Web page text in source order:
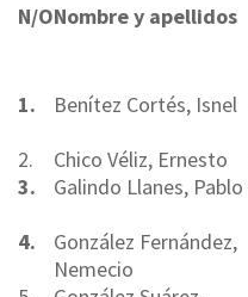
N/ONombre y apellidos
1. Benítez Cortés, Isnel
2.
Chico Véliz, Ernesto
3.
Galindo Llanes, Pablo
4.
González Fernández,
Nemecio